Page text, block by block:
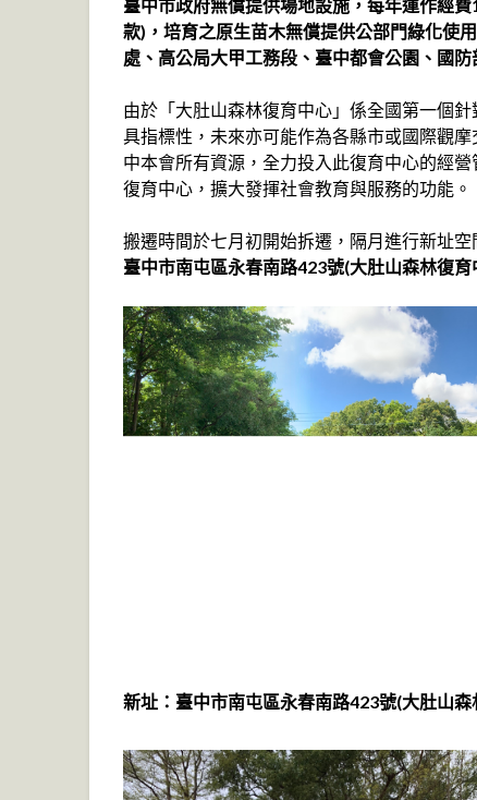
臺中市政府無償提供場地設施，每年運作經
款)，培育之原生苗木無償提供公部門綠化使
處、高公局大甲工務段、臺中都會公園、國防
由於「大肚山森林復育中心」係全國第一個
具指標性，未來亦可能作為各縣市或國際觀
中本會所有資源，全力投入此復育中心的經
復育中心，擴大發揮社會教育與服務的功能。
搬遷時間於七月初開始拆遷，隔月進行新址
臺中市南屯區永春南路423號(大肚山森林復育
新址：臺中市南屯區永春南路423號(大肚山森